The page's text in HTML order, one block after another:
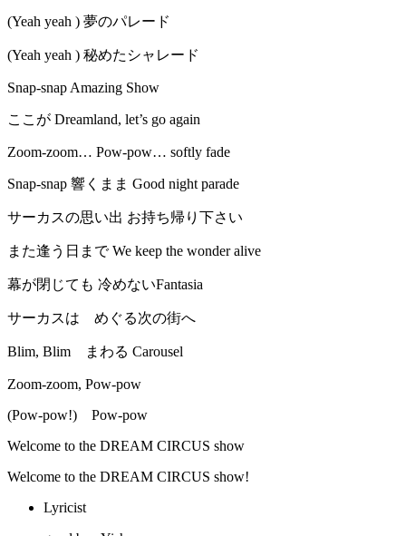
(Yeah yeah ) 夢のパレード
(Yeah yeah ) 秘めたシャレード
Snap-snap Amazing Show
ここが Dreamland, let’s go again
Zoom-zoom… Pow-pow… softly fade
Snap-snap 響くまま Good night parade
サーカスの思い出 お持ち帰り下さい
また逢う日まで We keep the wonder alive
幕が閉じても 冷めないFantasia
サーカスは めぐる次の街へ
Blim, Blim まわる Carousel
Zoom-zoom, Pow-pow
(Pow-pow!) Pow-pow
Welcome to the DREAM CIRCUS show
Welcome to the DREAM CIRCUS show!
Lyricist